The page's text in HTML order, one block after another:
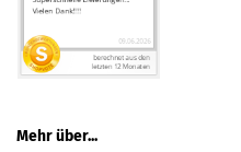
Mehr über...